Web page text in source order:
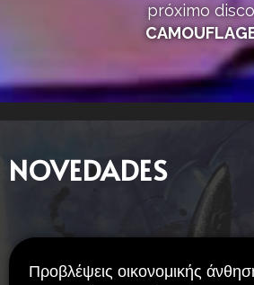
próximo disco
NOVEDADES
Προβλέψεις οικονομικής